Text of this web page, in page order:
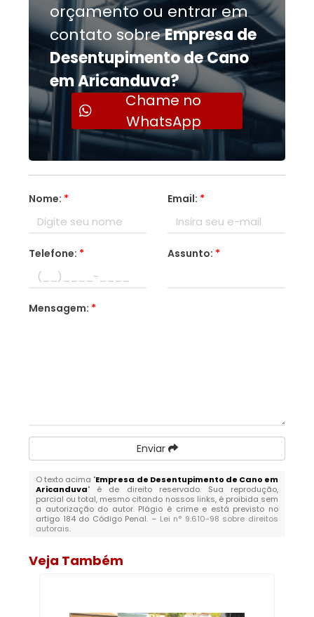
orçamento ou entrar em
contato sobreEmpresa de
Desentupimento de Cano
em Aricanduva?
Chame no
WhatsApp
Nome: * Email: *
Telefone: * Assunto: *
Mensagem: *
Enviar
O texto acima "Empresa de Desentupimento de Cano em
Aricanduva" é de direito reservado. Sua reprodução,
parcial ou total, mesmo citando nossos links, é proibida sem
a autorização do autor. Plágio é crime e está previsto no
artigo 184 do Código Penal. – Lei n° 9.610-98 sobre direitos
autorais.
Veja Também